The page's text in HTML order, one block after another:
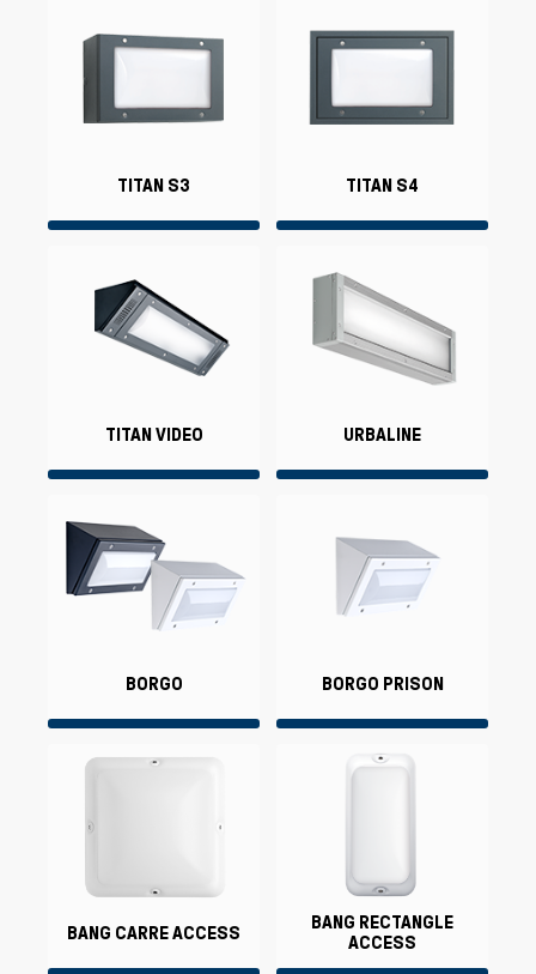
TITAN S3 TITAN S4
TITAN VIDEO URBALINE
BORGO BORGO PRISON
BANG CARRE ACCESS
BANG RECTANGLE
ACCESS